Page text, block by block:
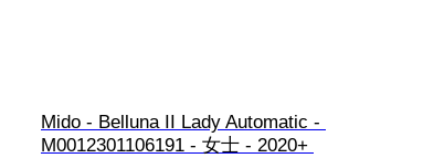
Mido - Belluna II Lady Automatic -
M0012301106191 - 女士 - 2020+